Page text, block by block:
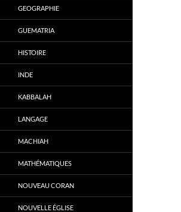
GEOGRAPHIE
GUEMATRIA
HISTOIRE
INDE
KABBALAH
LANGAGE
MACHIAH
MATHÉMATIQUES
NOUVEAU CORAN
NOUVELLE ÉGLISE